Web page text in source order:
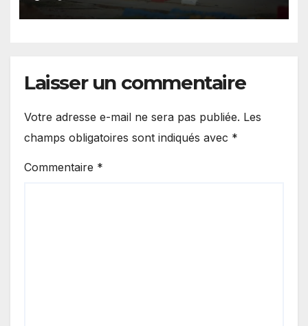
Laisser un commentaire
Votre adresse e-mail ne sera pas publiée. Les
champs obligatoires sont indiqués avec *
Commentaire *